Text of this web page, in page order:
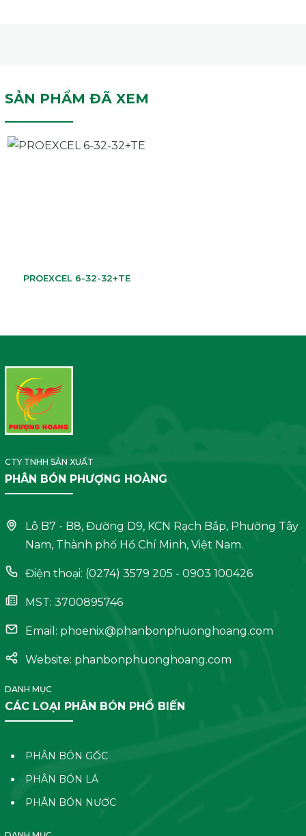
SẢN PHẨM ĐÃ XEM
PROEXCEL 6-32-32+TE
CTY TNHH SẢN XUẤT
PHÂN BÓN PHƯỢNG HOÀNG
Lô B7 - B8, Đường D9, KCN Rạch Bắp, Phường Tây
Nam, Thành phố Hồ Chí Minh, Việt Nam.
Điện thoại: (0274) 3579 205 - 0903 100426
MST: 3700895746
Email: phoenix@phanbonphuonghoang.com
Website: phanbonphuonghoang.com
DANH MỤC
CÁC LOẠI PHÂN BÓN PHỔ BIẾN
PHÂN BÓN GỐC
PHÂN BÓN LÁ
PHÂN BÓN NƯỚC